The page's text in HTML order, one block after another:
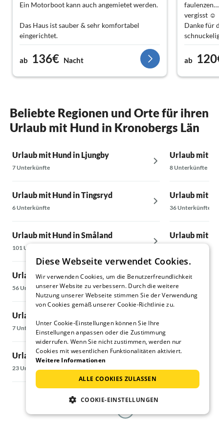
Ein Motorboot kann auch angemietet werden.
Das Haus ist sauber & sehr komfortabel
eingerichtet.
Der Besitzer ist auch sehr nett.
ab 136€ Nacht
vergisst ☺️
Danke für
Umgebung
ab
Beliebte Regionen und Orte für ihren
Urlaub mit Hund in Kronobergs Län
Urlaub mit Hund in Ljungby
7 Unterkünfte
Urlaub mit Hund in Tingsryd
6 Unterkünfte
Urlaub mit Hund in Småland
101 Unterkünfte
Urlaub mit Hund in Blekinge län
56 Unterkünfte
Urlaub mit Hund in Hultsfred
7 Unterkünfte
Urlaub mit Hund in Skåne
23 Unterkünfte
Urlaub mit
8 Unterkünfte
Urlaub mit
36 Unterkünfte
Urlaub mit
Urlaub mit
82 Unterkünfte
Urlaub mit
34 Unterkünfte
Diese Webseite verwendet Cookies.
Wir verwenden Cookies, um die Benutzerfreundlichkeit
unserer Website zu verbessern. Durch die weitere
Nutzung unserer Webseite stimmen Sie der Verwendung
von Cookies gemäß unserer Cookie-Richtlinie zu.
Unter Cookie-Einstellungen können Sie Ihre
Einstellungen anpassen oder die Zustimmung
widerrufen. Wenn Sie nicht zustimmen, werden nur
Cookies mit wesentlichen Funktionalitäten aktiviert.
Weitere Informationen
ALLE COOKIES ZULASSEN
COOKIE-EINSTELLUNGEN